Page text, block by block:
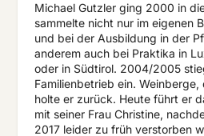
Michael Gutzler ging 2000 in
sammelte nicht nur im eigenen
und bei der Ausbildung in der
anderem auch bei Praktika in
oder in Südtirol. 2004/2005
Familienbetrieb ein.
holte er zurück. Heute führt er
mit seiner Frau Christine,
2017 leider zu früh verstorben